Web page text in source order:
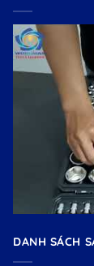
DANH SÁCH